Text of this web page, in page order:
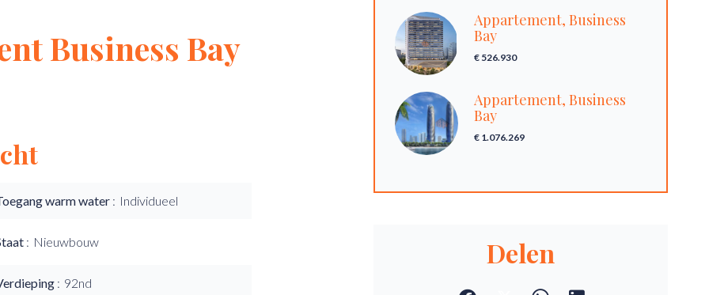
Business Bay
warm water Individueel
Nieuwbouw
92nd
Appartement, Business
Bay
€ 526.930
Appartement, Business
Bay
€ 1.076.269
Delen